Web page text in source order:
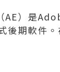
）是
後期軟件